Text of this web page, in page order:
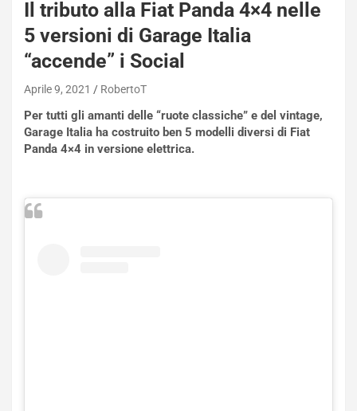
Il tributo alla Fiat Panda 4×4 nelle
5 versioni di Garage Italia
“accende” i Social
Aprile 9, 2021 RobertoT
Per tutti gli amanti delle “ruote classiche” e del vintage,
Garage Italia ha costruito ben 5 modelli diversi di Fiat
Panda 4×4 in versione elettrica.